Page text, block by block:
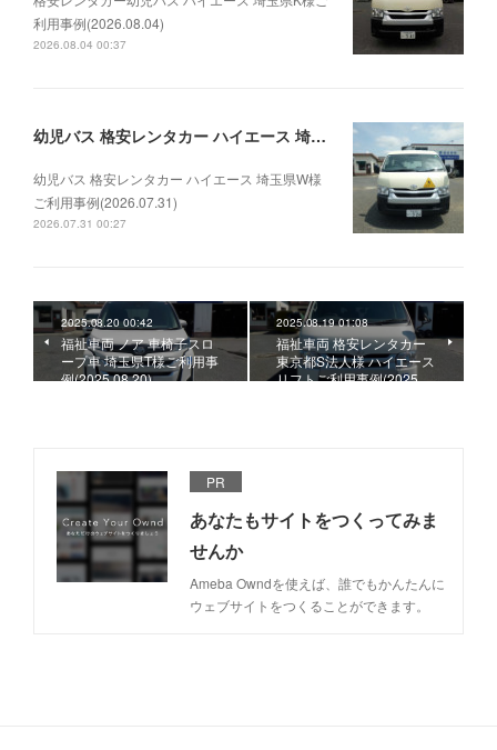
利用事例(2026.08.04)
2026.08.04 00:37
幼児バス 格安レンタカー ハイエース 埼玉県W様ご利用事例(2026.07.31)
幼児バス 格安レンタカー ハイエース 埼玉県W様
ご利用事例(2026.07.31)
2026.07.31 00:27
2025.08.20 00:42
福祉車両 ノア 車椅子スロ
ープ車 埼玉県T様ご利用事
例(2025.08.20)
2025.08.19 01:08
福祉車両 格安レンタカー
東京都S法人様 ハイエース
リフトご利用事例(2025.…
PR
あなたもサイトをつくってみま
せんか
Ameba Owndを使えば、誰でもかんたんに
ウェブサイトをつくることができます。